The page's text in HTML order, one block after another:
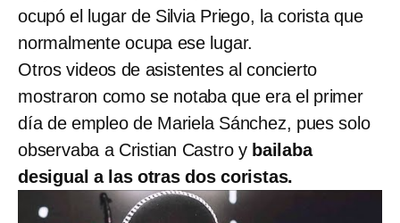
ocupó el lugar de Silvia Priego, la corista que
normalmente ocupa ese lugar.
Otros videos de asistentes al concierto
mostraron como se notaba que era el primer
día de empleo de Mariela Sánchez, pues solo
observaba a Cristian Castro y bailaba
desigual a las otras dos coristas.